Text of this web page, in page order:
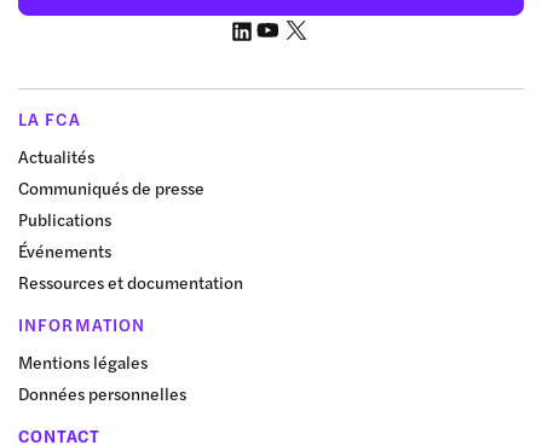
LA FCA
Actualités
Communiqués de presse
Publications
Événements
Ressources et documentation
INFORMATION
Mentions légales
Données personnelles
CONTACT